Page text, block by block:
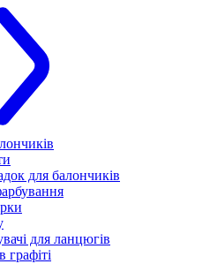
для балончиків
для ланцюгів